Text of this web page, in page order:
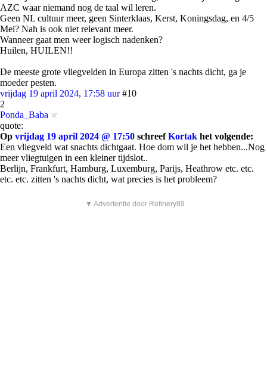
AZC waar niemand nog de taal wil leren.
Geen NL cultuur meer, geen Sinterklaas, Kerst, Koningsdag, en 4/5
Mei? Nah is ook niet relevant meer.
Wanneer gaat men weer logisch nadenken?
Huilen, HUILEN!!
De meeste grote vliegvelden in Europa zitten 's nachts dicht, ga je
moeder pesten.
vrijdag 19 april 2024, 17:58 uur #10
2
Ponda_Baba
quote:
Op vrijdag 19 april 2024 @ 17:50 schreefKortak het volgende:
Een vliegveld wat snachts dichtgaat. Hoe dom wil je het hebben...Nog
meer vliegtuigen in een kleiner tijdslot..
Berlijn, Frankfurt, Hamburg, Luxemburg, Parijs, Heathrow etc. etc.
etc. etc. zitten 's nachts dicht, wat precies is het probleem?
▼ Advertentie door Refinery89